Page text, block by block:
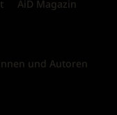
AiD Magazin
und Autoren